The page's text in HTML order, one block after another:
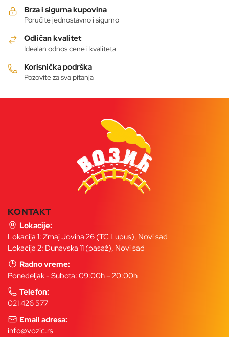
Brza i sigurna kupovina
Poručite jednostavno i sigurno
Odličan kvalitet
Idealan odnos cene i kvaliteta
Korisnička podrška
Pozovite za sva pitanja
KONTAKT
Lokacije:
Lokacija 1: Zmaj Jovina 26 (TC Lupus), Novi sad
Lokacija 2: Dunavska 11 (pasaž), Novi sad
Radno vreme:
Ponedeljak - Subota: 09:00h – 20:00h
Telefon:
021 426 577
Email adresa:
info@vozic.rs